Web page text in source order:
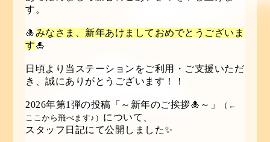
す。
🎍みなさま、新年あけましておめでとうございま
す🎍
日頃より当ステーションをご利用・ご支援いただ
き、誠にありがとうございます！！
2026年第1弾の投稿 「 ～新年のご挨拶🎍～ 」
（←
ここから飛べます♪） について、
スタッフ日記にて公開しました✨